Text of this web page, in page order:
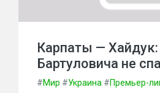
Карпаты — Хайдук:
Бартуловича не
#Мир #Украина #Премьер-